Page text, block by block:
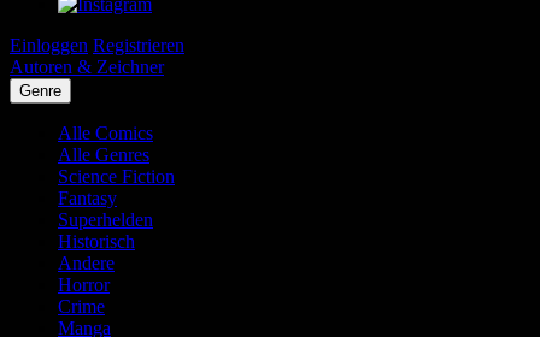
Einloggen Registrieren
Autoren & Zeichner
Genre
Alle Comics
Alle Genres
Science Fiction
Fantasy
Superhelden
Historisch
Andere
Horror
Crime
Manga